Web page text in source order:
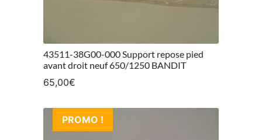
43511-38G00-000 Support repose pied
avant droit neuf 650/1250 BANDIT
65,00€
PROMO !